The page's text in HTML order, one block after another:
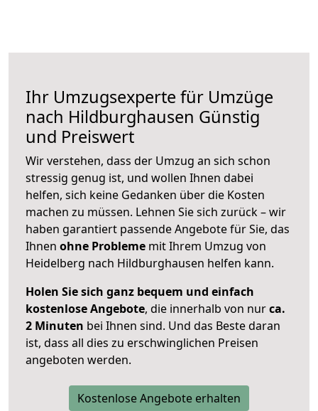
Ihr Umzugsexperte für Umzüge
nach Hildburghausen Günstig
und Preiswert
Wir verstehen, dass der Umzug an sich schon
stressig genug ist, und wollen Ihnen dabei
helfen, sich keine Gedanken über die Kosten
machen zu müssen. Lehnen Sie sich zurück – wir
haben garantiert passende Angebote für Sie, das
Ihnen ohne Probleme mit Ihrem Umzug von
Heidelberg nach Hildburghausen helfen kann.
Holen Sie sich ganz bequem und einfach
kostenlose Angebote, die innerhalb von nurca.
2 Minuten bei Ihnen sind. Und das Beste daran
ist, dass all dies zu erschwinglichen Preisen
angeboten werden.
Kostenlose Angebote erhalten